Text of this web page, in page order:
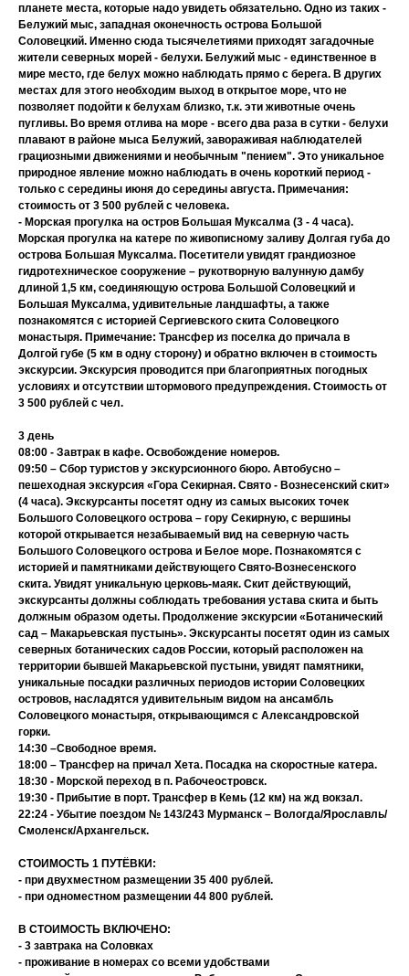
планете места, которые надо увидеть обязательно. Одно из таких -
Белужий мыс, западная оконечность острова Большой
Соловецкий. Именно сюда тысячелетиями приходят загадочные
жители северных морей - белухи. Белужий мыс - единственное в
мире место, где белух можно наблюдать прямо с берега. В других
местах для этого необходим выход в открытое море, что не
позволяет подойти к белухам близко, т.к. эти животные очень
пугливы. Во время отлива на море - всего два раза в сутки - белухи
плавают в районе мыса Белужий, завораживая наблюдателей
грациозными движениями и необычным "пением". Это уникальное
природное явление можно наблюдать в очень короткий период -
только с середины июня до середины августа. Примечания:
стоимость от 3 500 рублей с человека.
- Морская прогулка на остров Большая Муксалма (3 - 4 часа).
Морская прогулка на катере по живописному заливу Долгая губа до
острова Большая Муксалма. Посетители увидят грандиозное
гидротехническое сооружение – рукотворную валунную дамбу
длиной 1,5 км, соединяющую острова Большой Соловецкий и
Большая Муксалма, удивительные ландшафты, а также
познакомятся с историей Сергиевского скита Соловецкого
монастыря. Примечание: Трансфер из поселка до причала в
Долгой губе (5 км в одну сторону) и обратно включен в стоимость
экскурсии. Экскурсия проводится при благоприятных погодных
условиях и отсутствии штормового предупреждения. Стоимость от
3 500 рублей с чел.
3 день
08:00 - Завтрак в кафе. Освобождение номеров.
09:50 – Сбор туристов у экскурсионного бюро. Автобусно –
пешеходная экскурсия «Гора Секирная. Свято - Вознесенский скит»
(4 часа). Экскурсанты посетят одну из самых высоких точек
Большого Соловецкого острова – гору Секирную, с вершины
которой открывается незабываемый вид на северную часть
Большого Соловецкого острова и Белое море. Познакомятся с
историей и памятниками действующего Свято-Вознесенского
скита. Увидят уникальную церковь-маяк. Скит действующий,
экскурсанты должны соблюдать требования устава скита и быть
должным образом одеты. Продолжение экскурсии «Ботанический
сад – Макарьевская пустынь». Экскурсанты посетят один из самых
северных ботанических садов России, который расположен на
территории бывшей Макарьевской пустыни, увидят памятники,
уникальные посадки различных периодов истории Соловецких
островов, насладятся удивительным видом на ансамбль
Соловецкого монастыря, открывающимся с Александровской
горки.
14:30 –Свободное время.
18:00 – Трансфер на причал Хета. Посадка на скоростные катера.
18:30 - Морской переход в п. Рабочеостровск.
19:30 - Прибытие в порт. Трансфер в Кемь (12 км) на жд вокзал.
22:24 - Убытие поездом № 143/243 Мурманск – Вологда/Ярославль/
Смоленск/Архангельск.
СТОИМОСТЬ 1 ПУТЁВКИ:
- при двухместном размещении 35 400 рублей.
- при одноместном размещении 44 800 рублей.
В СТОИМОСТЬ ВКЛЮЧЕНО:
- 3 завтрака на Соловках
- проживание в номерах со всеми удобствами